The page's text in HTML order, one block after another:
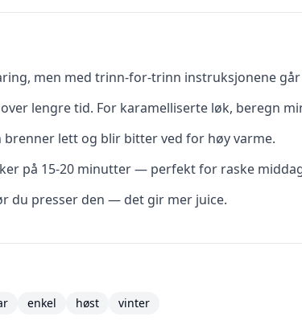
men med trinn-for-trinn instruksjonene
lengre tid. For karamelliserte løk, beregn
lett og blir bitter ved for høy varme.
på 15-20 minutter — perfekt for raske
du presser den — det gir mer juice.
enkel høst vinter